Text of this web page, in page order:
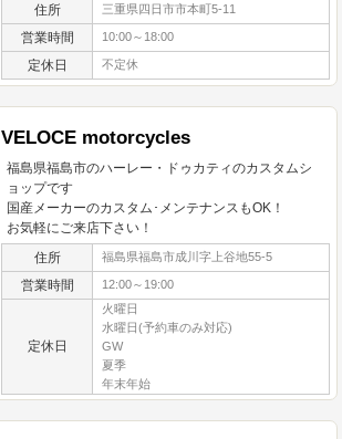
住所 三重県四日市市本町5-11
営業時間 10:00～18:00
定休日 不定休
VELOCE motorcycles
福島県福島市のハーレー・ドゥカティのカスタムシ
ョップです
国産メーカーのカスタム･メンテナンスもOK！
お気軽にご来店下さい！
住所 福島県福島市成川字上谷地55-5
営業時間 12:00～19:00
定休日
火曜日
水曜日(予約車のみ対応)
GW
夏季
年末年始